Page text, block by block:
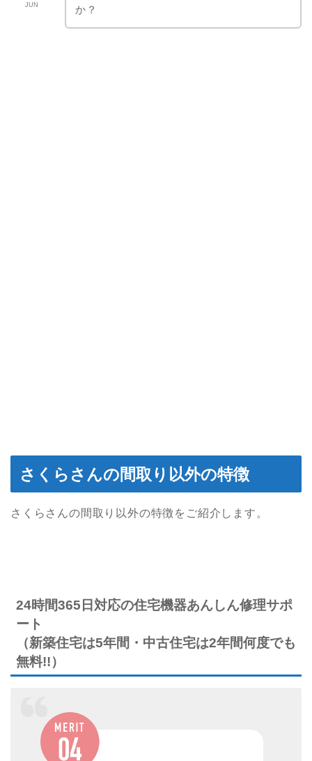
JUN か？
さくらさんの間取り以外の特徴
さくらさんの間取り以外の特徴をご紹介します。
24時間365日対応の住宅機器あんしん修理サポ
ート
（新築住宅は5年間・中古住宅は2年間何度でも
無料!!）